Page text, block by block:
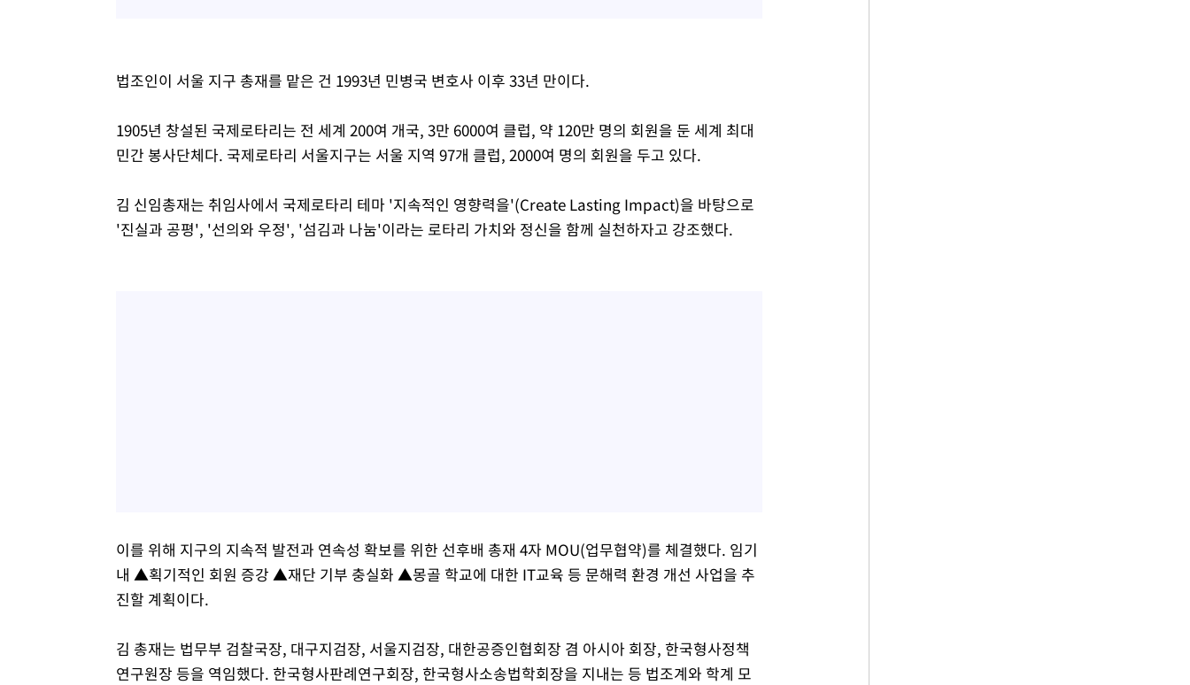
법조인이 서울 지구 총재를 맡은 건 1993년 민병국 변호사 이후 33년 만이다.
1905년 창설된 국제로타리는 전 세계 200여 개국, 3만 6000여 클럽, 약 120만 명의 회원을 둔 세계 최대
민간 봉사단체다. 국제로타리 서울지구는 서울 지역 97개 클럽, 2000여 명의 회원을 두고 있다.
김 신임총재는 취임사에서 국제로타리 테마 '지속적인 영향력을'(Create Lasting Impact)을 바탕으로
'진실과 공평', '선의와 우정', '섬김과 나눔'이라는 로타리 가치와 정신을 함께 실천하자고 강조했다.
이를 위해 지구의 지속적 발전과 연속성 확보를 위한 선후배 총재 4자 MOU(업무협약)를 체결했다. 임기
내 ▲획기적인 회원 증강 ▲재단 기부 충실화 ▲몽골 학교에 대한 IT교육 등 문해력 환경 개선 사업을 추
진할 계획이다.
김 총재는 법무부 검찰국장, 대구지검장, 서울지검장, 대한공증인협회장 겸 아시아 회장, 한국형사정책
연구원장 등을 역임했다. 한국형사판례연구회장, 한국형사소송법학회장을 지내는 등 법조계와 학계 모